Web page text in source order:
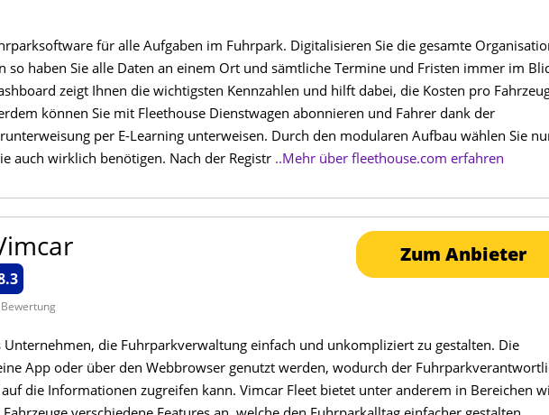
für alle Aufgaben im Fuhrpark. Digitalisieren Sie die gesamte
so haben Sie alle Daten an einem Ort und sämtliche Termine und Fristen immer im
zeigt Ihnen die wichtigsten Kennzahlen und hilft dabei, die Kosten pro
können Sie mit Fleethouse Dienstwagen abonnieren und Fahrer dank der
per E-Learning unterweisen. Durch den modularen Aufbau wählen Sie
auch wirklich benötigen. Nach der Registr ..Mehr über fleethouse.com erfahren
Zum Anbieter
die Fuhrparkverwaltung einfach und unkompliziert zu gestalten. Die
App oder über den Webbrowser genutzt werden, wodurch der
die Informationen zugreifen kann. Vimcar Fleet bietet unter anderem in Bereichen